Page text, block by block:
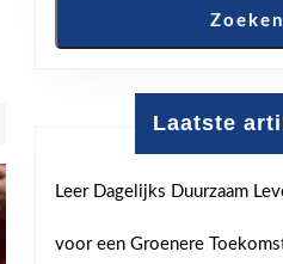
Zoeken
Laatste
Leer Dagelijks Duurzaam
voor een Groenere